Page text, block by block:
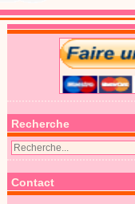
Recherche
Contact